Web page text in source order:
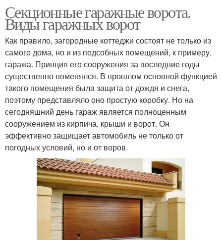
Секционные гаражные ворота.
Виды гаражных ворот
Как правило, загородные коттеджи состоят не только из
самого дома, но и из подсобных помещений, к примеру,
гаража. Принцип его сооружения за последние годы
существенно поменялся. В прошлом основной функцией
такого помещения была защита от дождя и снега,
поэтому представляло оно простую коробку. Но на
сегодняшний день гараж является полноценным
сооружением из кирпича, крыши и ворот. Он
эффективно защищает автомобиль не только от
погодных условий, но и от воров.